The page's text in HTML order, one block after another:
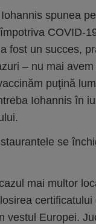
spunea
COVID-
fost un succes,
– nu mai
puţină
Iohannis în
se
mai multor
vestul Eu­ro­pei.